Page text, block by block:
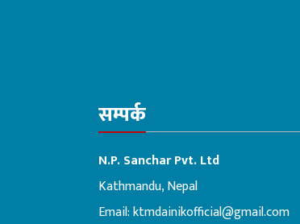
सम्पर्क
N.P. Sanchar Pvt. Ltd
Kathmandu, Nepal
Email:ktmdainikofficial@gmail.com